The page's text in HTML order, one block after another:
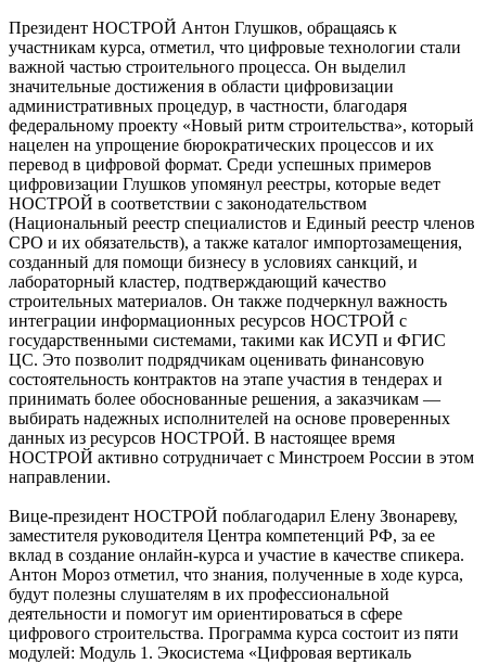
Президент НОСТРОЙ Антон Глушков, обращаясь к
участникам курса, отметил, что цифровые технологии стали
важной частью строительного процесса. Он выделил
значительные достижения в области цифровизации
административных процедур, в частности, благодаря
федеральному проекту «Новый ритм строительства», который
нацелен на упрощение бюрократических процессов и их
перевод в цифровой формат. Среди успешных примеров
цифровизации Глушков упомянул реестры, которые ведет
НОСТРОЙ в соответствии с законодательством
(Национальный реестр специалистов и Единый реестр членов
СРО и их обязательств), а также каталог импортозамещения,
созданный для помощи бизнесу в условиях санкций, и
лабораторный кластер, подтверждающий качество
строительных материалов. Он также подчеркнул важность
интеграции информационных ресурсов НОСТРОЙ с
государственными системами, такими как ИСУП и ФГИС
ЦС. Это позволит подрядчикам оценивать финансовую
состоятельность контрактов на этапе участия в тендерах и
принимать более обоснованные решения, а заказчикам —
выбирать надежных исполнителей на основе проверенных
данных из ресурсов НОСТРОЙ. В настоящее время
НОСТРОЙ активно сотрудничает с Минстроем России в этом
направлении.
Вице-президент НОСТРОЙ поблагодарил Елену Звонареву,
заместителя руководителя Центра компетенций РФ, за ее
вклад в создание онлайн-курса и участие в качестве спикера.
Антон Мороз отметил, что знания, полученные в ходе курса,
будут полезны слушателям в их профессиональной
деятельности и помогут им ориентироваться в сфере
цифрового строительства. Программа курса состоит из пяти
модулей: Модуль 1. Экосистема «Цифровая вертикаль